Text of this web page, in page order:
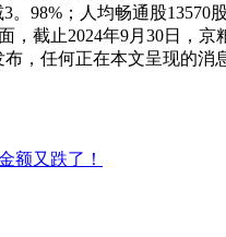
98%；人均畅通股13570
截止2024年9月30日，
，任何正在本文呈现的
额又跌了！